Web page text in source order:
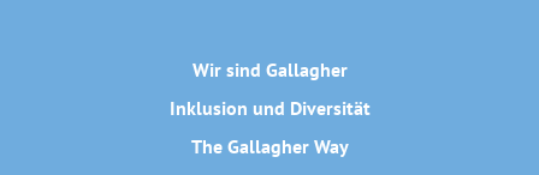
Wir sind Gallagher
Inklusion und Diversität
The Gallagher Way